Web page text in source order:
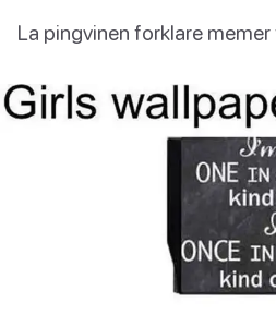
La pingvinen forklare